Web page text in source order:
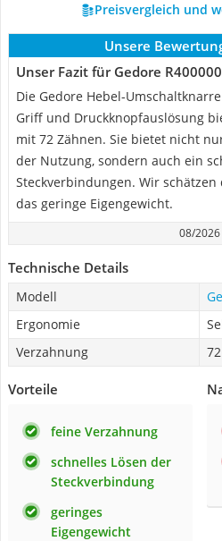
Preisvergleich und
Unsere
Unser Fazit für Gedore
Die Gedore Hebel-
Griff und Druckknopfauslösung
mit 72 Zähnen. Sie bietet nicht
der Nutzung, sondern auch ein
Steckverbindungen. Wir
das geringe Eigengewicht.
08/2026
Technische Details
Modell
Ergonomie
Verzahnung
Vorteile
feine Verzahnung
schnelles Lösen der
Steckverbindung
geringes
Eigengewicht